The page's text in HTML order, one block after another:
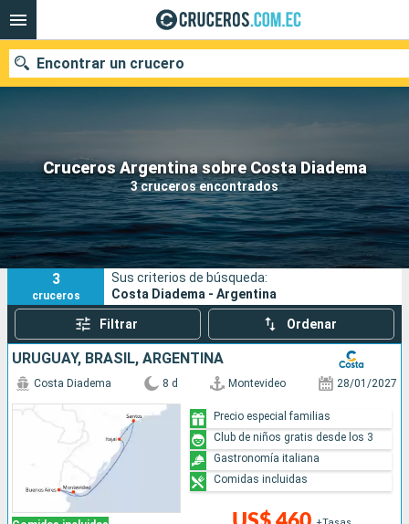
Cruceros Argentina sobre Costa Diadema
3 cruceros encontrados
Encontrar un crucero
Nuestros destinos
Fecha de salida
Puertos Compañías
Buscar
3
cruceros
Sus criterios de búsqueda:
Costa Diadema - Argentina
Filtrar Ordenar
URUGUAY, BRASIL, ARGENTINA
Costa Diadema 8 d Montevideo 28/01/2027
Precio especial familias
Club de niños gratis desde los 3
Gastronomía italiana
Comidas incluidas